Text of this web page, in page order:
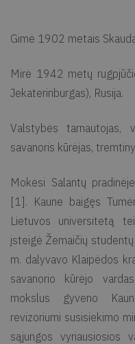
Gimė 1902 metais
Mirė 1942 metų
Jekaterinburgas), Rusija.
Valstybės tarnautojas,
savanoris kūrėjas,
Mokėsi Salantų
[1]. Kaune baigęs
Lietuvos universitetą
įsteigė Žemaičių
m. dalyvavo Klaipėdos
savanorio kūrėjo
mokslus gyveno
revizoriumi susisiekimo
sąjungos vyriausiosios